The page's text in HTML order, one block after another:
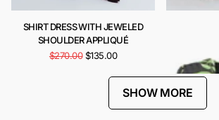
SHIRT DRESS WITH JEWELED
SHOULDER APPLIQUÉ
$270.00$135.00
SHOW MORE